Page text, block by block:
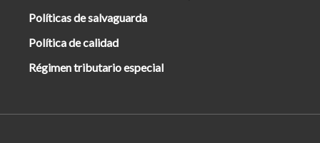
Políticas de salvaguarda
Política de calidad
Régimen tributario especial